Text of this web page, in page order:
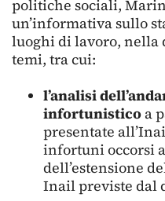
politiche sociali,
un’informativa sullo
luoghi di lavoro, nella
temi, tra cui:
l’analisi
infortunistico a
presentate
infortuni occorsi
dell’estensione
Inail previste dal